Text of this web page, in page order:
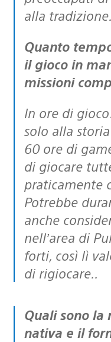
alla tradizione.
Quanto tempo richiede completare
il gioco in
missioni
In ore di gioco…se si gioca badando
solo alla
60 ore di
di giocare
praticamente
Potrebbe
anche
nell’area di
forti, così lì
di rigiocare..
Quali sono la risoluzione video
nativa e il